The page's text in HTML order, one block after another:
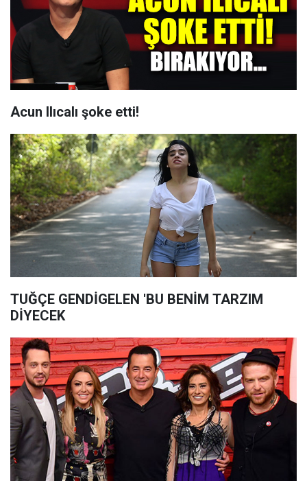
Acun Ilıcalı şoke etti!
TUĞÇE GENDİGELEN 'BU BENİM TARZIM
DİYECEK